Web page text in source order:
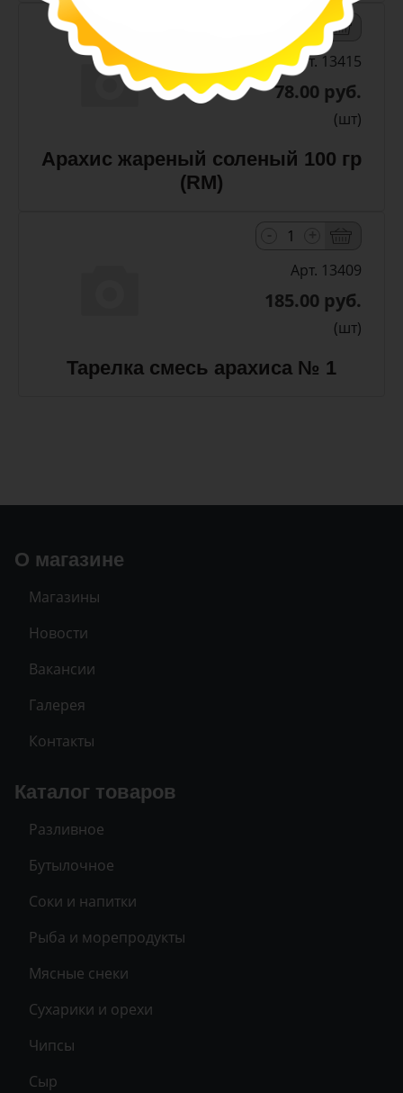
+
Арт. 13415
78.00 руб.
(шт)
Арахис жареный соленый 100 гр
(RM)
Арт. 13409
185.00 руб.
(шт)
Тарелка смесь арахиса № 1
О магазине
Магазины
Новости
Вакансии
Галерея
Контакты
Каталог товаров
Разливное
Бутылочное
Соки и напитки
Рыба и морепродукты
Мясные снеки
Сухарики и орехи
Чипсы
Сыр